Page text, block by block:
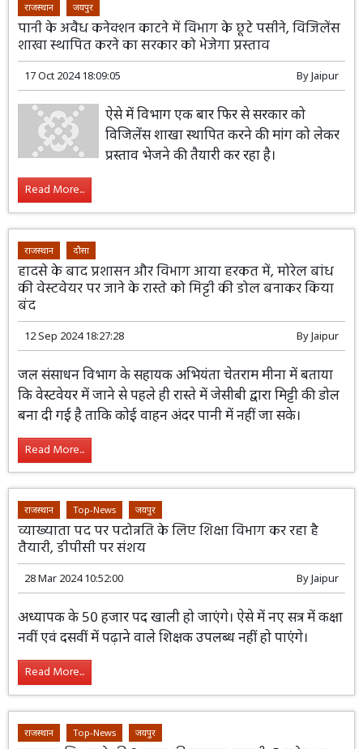
राजस्थान जयपुर
पानी के अवैध कनेक्शन काटने में विभाग के छूटे पसीने, विजिलेंस
शाखा स्थापित करने का सरकार को भेजेगा प्रस्ताव
17 Oct 2024 18:09:05 ByJaipur
ऐसे में विभाग एक बार फिर से सरकार को
विजिलेंस शाखा स्थापित करने की मांग को लेकर
प्रस्ताव भेजने की तैयारी कर रहा है।
Read More...
राजस्थान दौसा
हादसे के बाद प्रशासन और विभाग आया हरकत में, मोरेल बांध
की वेस्टवेयर पर जाने के रास्ते को मिट्टी की डोल बनाकर किया
बंद
12 Sep 2024 18:27:28 ByJaipur
जल संसाधन विभाग के सहायक अभियंता चेतराम मीना में बताया
कि वेस्टवेयर में जाने से पहले ही रास्ते में जेसीबी द्वारा मिट्टी की डोल
बना दी गई है ताकि कोई वाहन अंदर पानी में नहीं जा सके।
Read More...
राजस्थान Top-News जयपुर
व्याख्याता पद पर पदोन्नति के लिए शिक्षा विभाग कर रहा है
तैयारी, डीपीसी पर संशय
28 Mar 2024 10:52:00 ByJaipur
अध्यापक के 50 हजार पद खाली हो जाएंगे। ऐसे में नए सत्र में कक्षा
नवीं एवं दसवीं में पढ़ाने वाले शिक्षक उपलब्ध नहीं हो पाएंगे।
Read More...
राजस्थान Top-News जयपुर